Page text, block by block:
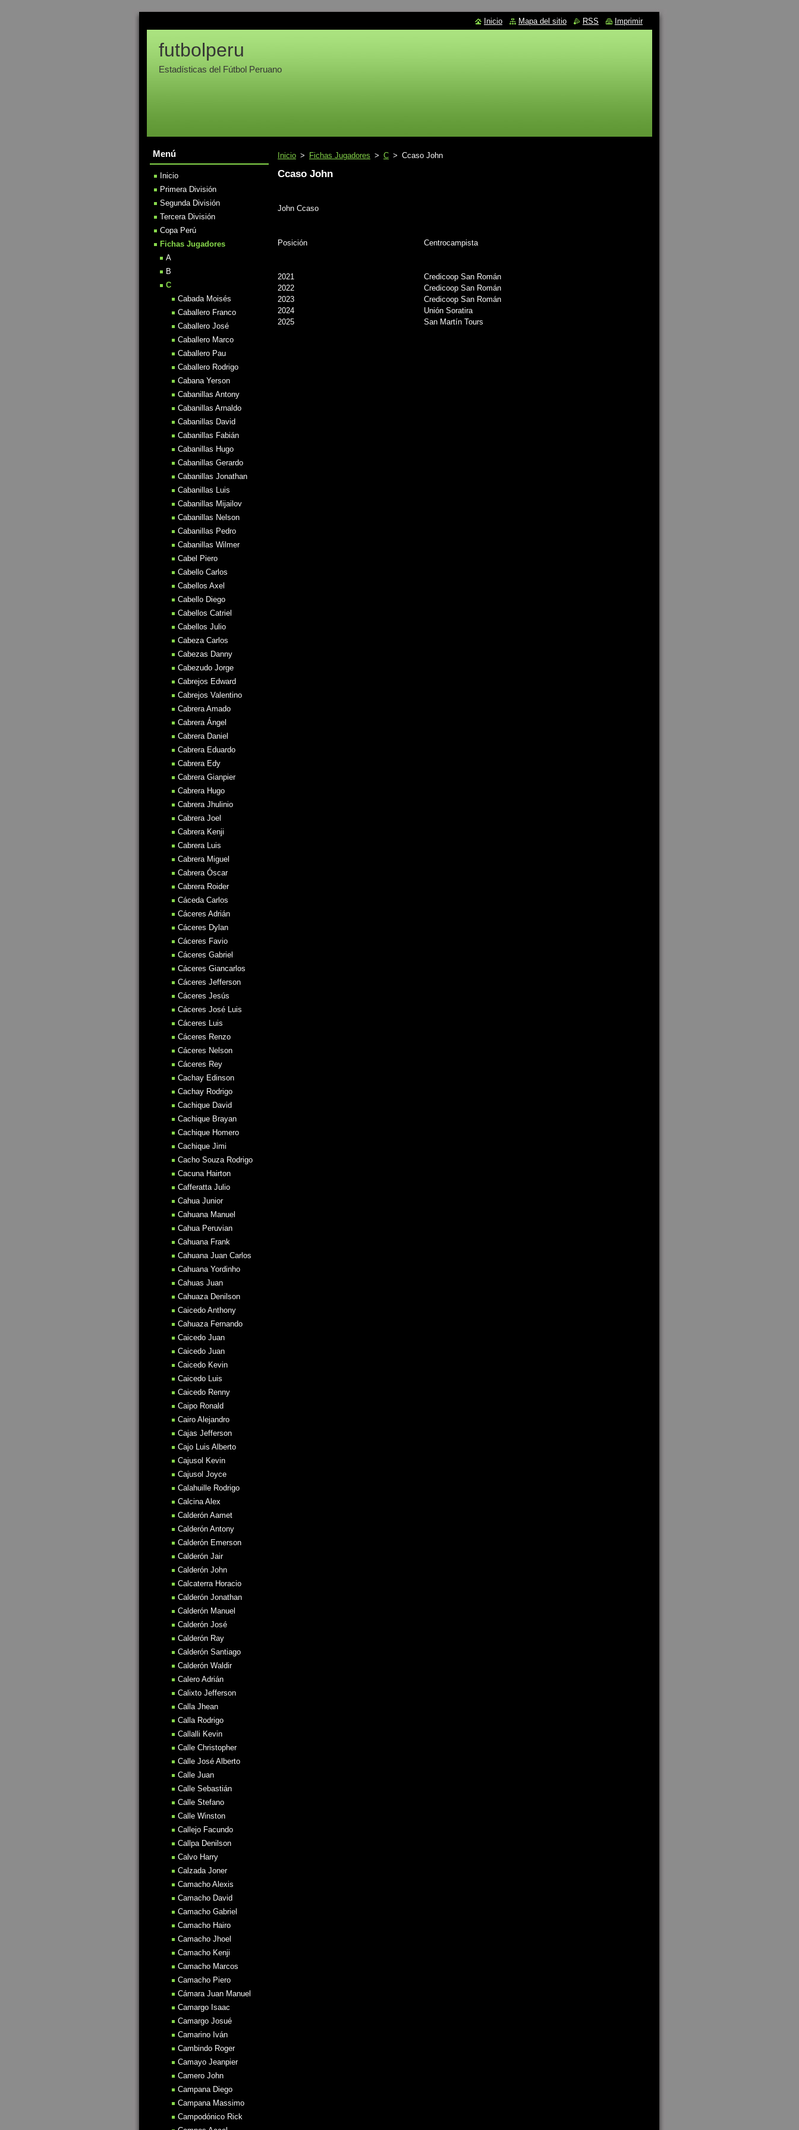
futbolperu
Estadísticas del Fútbol Peruano
Inicio > Fichas Jugadores > C > Ccaso John
Ccaso John
John Ccaso
Posición Centrocampista
2021
Credicoop San Román
2022
Credicoop San Román
2023
Credicoop San Román
2024
Unión Soratira
2025
San Martín Tours
Menú
Inicio
Primera División
Segunda División
Tercera División
Copa Perú
Fichas Jugadores
A
B
C
Cabada Moisés
Caballero Franco
Caballero José
Caballero Marco
Caballero Pau
Caballero Rodrigo
Cabana Yerson
Cabanillas Antony
Cabanillas Arnaldo
Cabanillas David
Cabanillas Fabián
Cabanillas Hugo
Cabanillas Gerardo
Cabanillas Jonathan
Cabanillas Luis
Cabanillas Mijailov
Cabanillas Nelson
Cabanillas Pedro
Cabanillas Wilmer
Cabel Piero
Cabello Carlos
Cabellos Axel
Cabello Diego
Cabellos Catriel
Cabellos Julio
Cabeza Carlos
Cabezas Danny
Cabezudo Jorge
Cabrejos Edward
Cabrejos Valentino
Cabrera Amado
Cabrera Ángel
Cabrera Daniel
Cabrera Eduardo
Cabrera Edy
Cabrera Gianpier
Cabrera Hugo
Cabrera Jhulinio
Cabrera Joel
Cabrera Kenji
Cabrera Luis
Cabrera Miguel
Cabrera Óscar
Cabrera Roider
Cáceda Carlos
Cáceres Adrián
Cáceres Dylan
Cáceres Favio
Cáceres Gabriel
Cáceres Giancarlos
Cáceres Jefferson
Cáceres Jesús
Cáceres José Luis
Cáceres Luis
Cáceres Renzo
Cáceres Nelson
Cáceres Rey
Cachay Edinson
Cachay Rodrigo
Cachique David
Cachique Brayan
Cachique Homero
Cachique Jimi
Cacho Souza Rodrigo
Cacuna Hairton
Cafferatta Julio
Cahua Junior
Cahuana Manuel
Cahua Peruvian
Cahuana Frank
Cahuana Juan Carlos
Cahuana Yordinho
Cahuas Juan
Cahuaza Denilson
Caicedo Anthony
Cahuaza Fernando
Caicedo Juan
Caicedo Juan
Caicedo Kevin
Caicedo Luis
Caicedo Renny
Caipo Ronald
Cairo Alejandro
Cajas Jefferson
Cajo Luis Alberto
Cajusol Kevin
Cajusol Joyce
Calahuille Rodrigo
Calcina Alex
Calderón Aamet
Calderón Antony
Calderón Emerson
Calderón Jair
Calderón John
Calcaterra Horacio
Calderón Jonathan
Calderón Manuel
Calderón José
Calderón Ray
Calderón Santiago
Calderón Waldir
Calero Adrián
Calixto Jefferson
Calla Jhean
Calla Rodrigo
Callalli Kevin
Calle Christopher
Calle José Alberto
Calle Juan
Calle Sebastián
Calle Stefano
Calle Winston
Callejo Facundo
Callpa Denilson
Calvo Harry
Calzada Joner
Camacho Alexis
Camacho David
Camacho Gabriel
Camacho Hairo
Camacho Jhoel
Camacho Kenji
Camacho Marcos
Camacho Piero
Cámara Juan Manuel
Camargo Isaac
Camargo Josué
Camarino Iván
Cambindo Roger
Camayo Jeanpier
Camero John
Campana Diego
Campana Massimo
Campodónico Rick
Inicio Mapa del sitio RSS Imprimir